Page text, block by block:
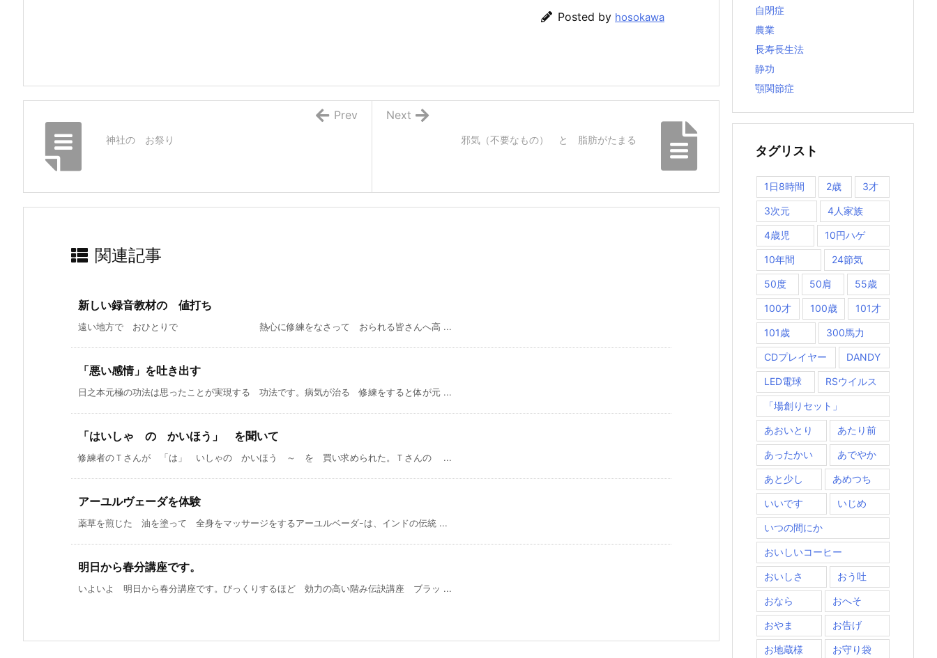
Posted by hosokawa
邪気（不要なもの） と 脂肪がたまる
Next
神社の お祭り
Prev
関連記事
新しい録音教材の 値打ち
遠い地方で おひとりで 熱心に修練をなさって おられる皆さんへ高 ...
「悪い感情」を吐き出す
日之本元極の功法は思ったことが実現する 功法です。病気が治る 修練をすると体が元 ...
「はいしゃ の かいほう」 を聞いて
修練者のＴさんが 「は」 いしゃの かいほう ～ を 買い求められた。Ｔさんの ...
アーユルヴェーダを体験
薬草を煎じた 油を塗って 全身をマッサージをするアーユルベーダｰは、インドの伝統 ...
明日から春分講座です。
いよいよ 明日から春分講座です。びっくりするほど 効力の高い階み伝訣講座 ブラッ ...
自閉症
農業
長寿長生法
静功
顎関節症
タグリスト
1日8時間 2歳 3才
3次元 4人家族
4歳児 10円ハゲ
10年間 24節気
50度 50肩 55歳
100才 100歳 101才
101歳 300馬力
CDプレイヤー DANDY
LED電球 RSウイルス
「場創りセット」
あおいとり あたり前
あったかい あでやか
あと少し あめつち
いいです いじめ
いつの間にか
おいしいコーヒー
おいしさ おう吐
おなら おへそ
おやま お告げ
お地蔵様 お守り袋